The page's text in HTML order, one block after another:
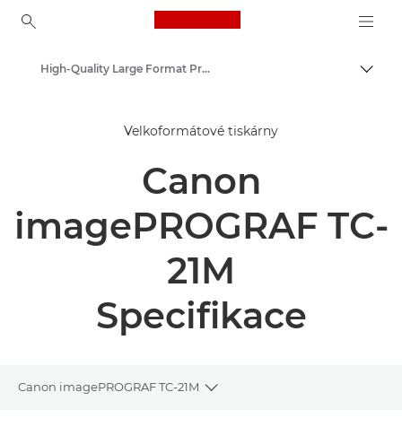
Canon Logo, back to
High-Quality Large Format Printers for CAD/GIS and Stunning Graphics
Velkoformátové tiskárny
Canon
imagePROGRAF TC-
21M
Specifikace
Canon imagePROGRAF TC-21M
Toggle breadcrumbs